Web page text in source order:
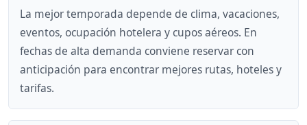
La mejor temporada depende de clima, vacaciones,
eventos, ocupación hotelera y cupos aéreos. En
fechas de alta demanda conviene reservar con
anticipación para encontrar mejores rutas, hoteles y
tarifas.